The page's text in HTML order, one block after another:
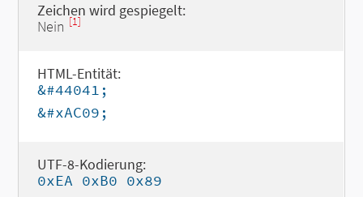
Zeichen wird gespiegelt:
Nein [1]
HTML-Entität:
&#44041;
&#xAC09;
UTF-8-Kodierung:
0xEA 0xB0 0x89